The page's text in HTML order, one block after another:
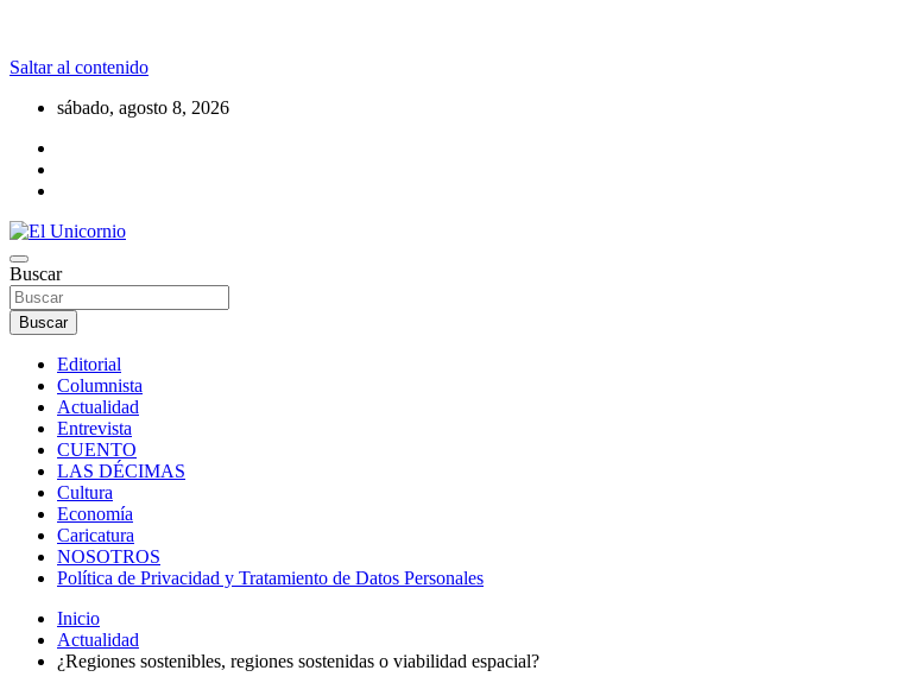
Saltar al contenido
sábado, agosto 8, 2026
El Unicornio
La realidad supera la fantasía
Buscar
Buscar
Editorial
Columnista
Actualidad
Entrevista
CUENTO
LAS DÉCIMAS
Cultura
Economía
Caricatura
NOSOTROS
Política de Privacidad y Tratamiento de Datos Personales
Inicio
Actualidad
¿Regiones sostenibles, regiones sostenidas o viabilidad espacial?